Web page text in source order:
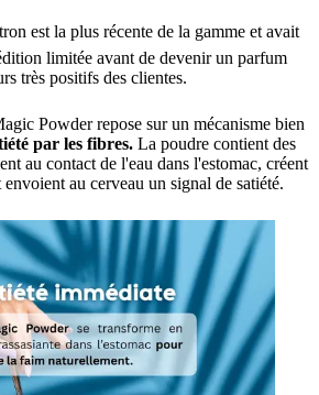
est la plus récente de la gamme et avait
limitée avant de devenir un parfum
très positifs des clientes.
Powder repose sur un mécanisme bien
par les fibres. La poudre contient des
au contact de l'eau dans l'estomac, créent
au cerveau un signal de satiété.